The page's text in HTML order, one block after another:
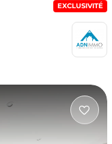
EXCLUSIVITÉ